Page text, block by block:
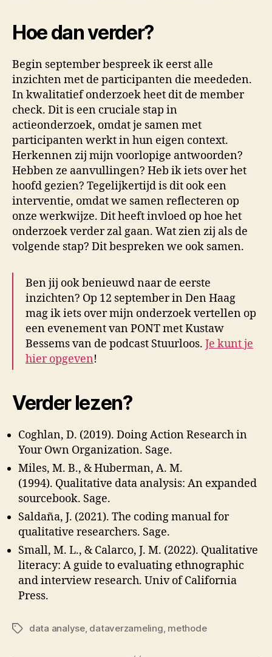
Hoe dan verder?
Begin september bespreek ik eerst alle
inzichten met de participanten die meededen.
In kwalitatief onderzoek heet dit de member
check. Dit is een cruciale stap in
actieonderzoek, omdat je samen met
participanten werkt in hun eigen context.
Herkennen zij mijn voorlopige antwoorden?
Hebben ze aanvullingen? Heb ik iets over het
hoofd gezien? Tegelijkertijd is dit ook een
interventie, omdat we samen reflecteren op
onze werkwijze. Dit heeft invloed op hoe het
onderzoek verder zal gaan. Wat zien zij als de
volgende stap? Dit bespreken we ook samen.
Ben jij ook benieuwd naar de eerste
inzichten? Op 12 september in Den Haag
mag ik iets over mijn onderzoek vertellen op
een evenement van PONT met Kustaw
Bessems van de podcast Stuurloos. Je kunt je
hier opgeven!
Verder lezen?
Coghlan, D. (2019). Doing Action Research in
Your Own Organization. Sage.
Miles, M. B., & Huberman, A. M.
(1994). Qualitative data analysis: An expanded
sourcebook. Sage.
Saldaña, J. (2021). The coding manual for
qualitative researchers. Sage.
Small, M. L., & Calarco, J. M. (2022). Qualitative
literacy: A guide to evaluating ethnographic
and interview research. Univ of California
Press.
Tagsdata analyse, dataverzameling, methode